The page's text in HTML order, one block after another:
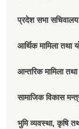
प्रदेश सभा सचिवालय
आर्थिक मामिला तथा
आन्तरिक मामिला
सामाजिक विकास
भुमि व्यवस्था, कृषि